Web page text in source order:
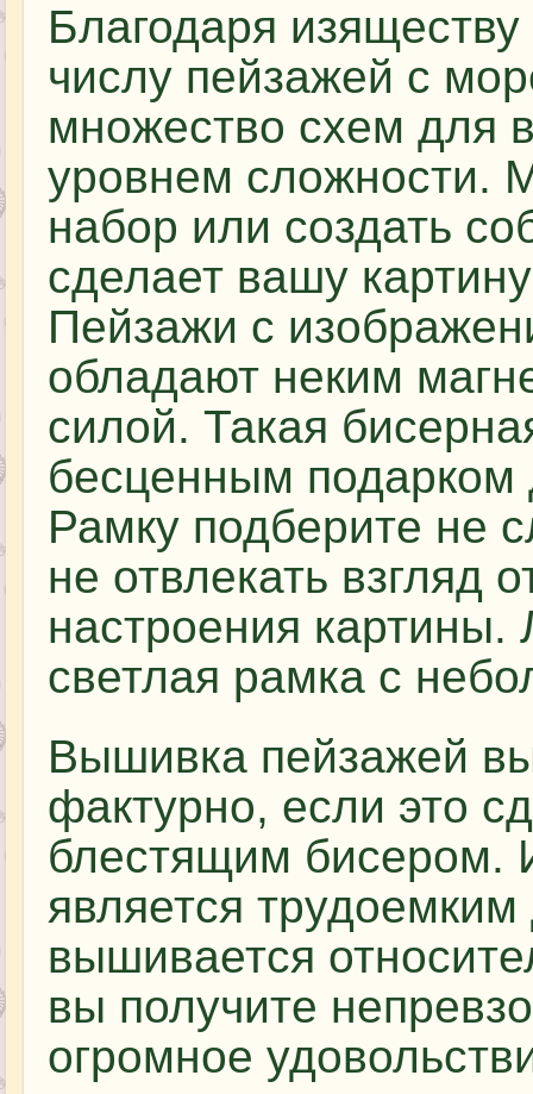
Благодаря
числу пейзажей с
множество схем для
уровнем сложности.
набор или создать
сделает вашу
Пейзажи с
обладают неким
силой. Такая
бесценным подарком
Рамку подберите не
не отвлекать взгляд
настроения
светлая рамка с
Вышивка пейзажей
фактурно, если это
блестящим бисером.
является
вышивается
вы получите
огромное